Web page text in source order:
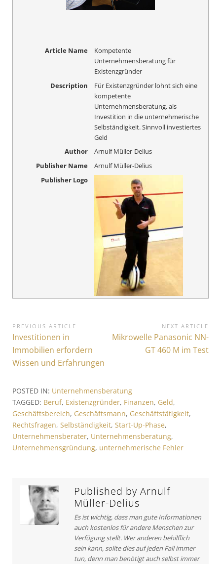
Article Name
Kompetente
Unternehmensberatung für
Existenzgründer
Description
Für Existenzgründer lohnt sich eine
kompetente
Unternehmensberatung, als
Investition in die unternehmerische
Selbständigkeit. Sinnvoll investiertes
Geld
Author
Arnulf Müller-Delius
Publisher Name
Arnulf Müller-Delius
Publisher Logo
B
e
i
r
a
g
s
n
PREVIOUS ARTICLE
P
r
e
o
u
s
A
r
t
Investitionen in
Immobilien erfordern
Wissen und Erfahrungen
NEXT ARTICLE
N
r
t
i
c
l
e
Mikrowelle Panasonic NN-
GT 460 M im Test
POSTED IN: Unternehmensberatung
TAGGED: Beruf, Existenzgründer, Finanzen, Geld,
Geschäftsbereich, Geschäftsmann, Geschäftstätigkeit,
Rechtsfragen, Selbständigkeit, Start-Up-Phase,
Unternehmensberater, Unternehmensberatung,
Unternehmensgründung, unternehmerische Fehler
Published by Arnulf
Müller-Delius
Es ist wichtig, dass man gute Informationen
auch kostenlos für andere Menschen zur
Verfügung stellt. Wer anderen behilflich
sein kann, sollte dies auf jeden Fall immer
tun, denn man benötigt auch selbst immer